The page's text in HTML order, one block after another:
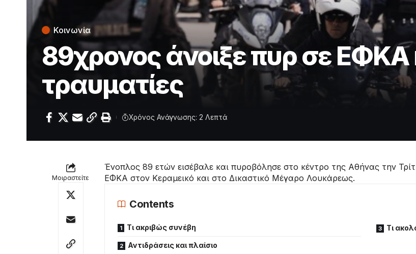
Κοινωνία
89χρονος άνοιξε πυρ σε ΕΦΚΑ
τραυματίες
Χρόνος Ανάγνωσης: 2 Λεπτά
Μοιραστείτε
Ένοπλος 89 ετών εισέβαλε και πυροβόλησε στο κέντρο της Αθήνας την
ΕΦΚΑ στον Κεραμεικό και στο Δικαστικό Μέγαρο Λουκάρεως.
Contents
Τι ακριβώς συνέβη
Αντιδράσεις και πλαίσιο
Τι